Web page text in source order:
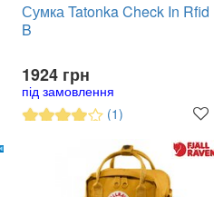
Сумка Tatonka Check In Rfid
B
1924 грн
під замовлення
(1)